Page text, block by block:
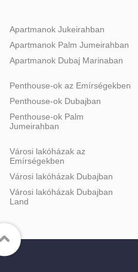
Apartmanok Jukeirahban
Apartmanok Palm Jumeirahban
Apartmanok Dubaj Marinaban
Penthouse-ok az Emírségekben
Penthouse-ok Dubajban
Penthouse-ok Palm
Jumeirahban
Városi lakóházak az
Emírségekben
Városi lakóházak Dubajban
Városi lakóházak Dubajban
Land